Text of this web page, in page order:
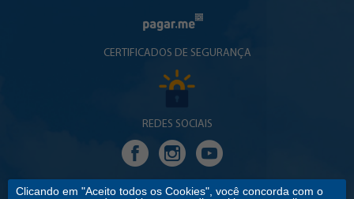
CERTIFICADOS DE SEGURANÇA
REDES SOCIAIS
Clicando em "Aceito todos os Cookies", você concorda com o